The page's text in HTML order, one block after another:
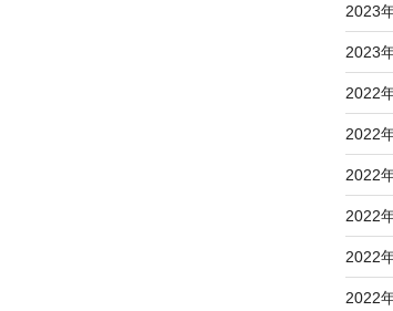
2023
2023
2022
2022
2022
2022
2022
2022